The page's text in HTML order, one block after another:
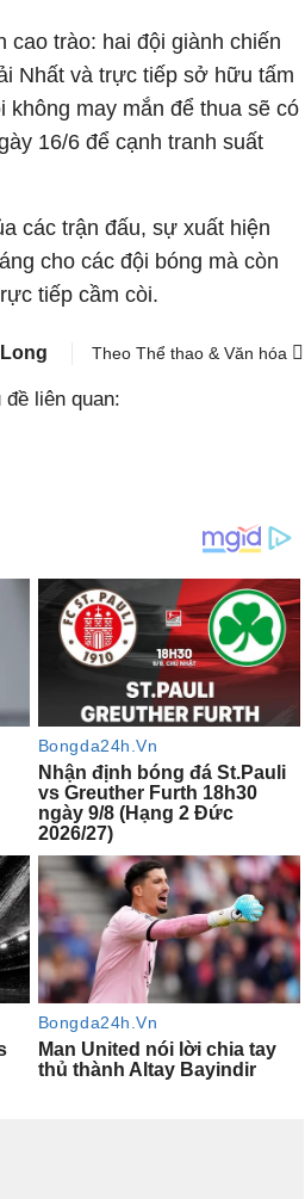
cao trào: hai đội giành chiến
Nhất và trực tiếp sở hữu tấm
không may mắn để thua sẽ có
16/6 để cạnh tranh suất
các trận đấu, sự xuất hiện
cho các đội bóng mà còn
tiếp cầm còi.
Theo Thể thao & Văn hóa
liên quan: